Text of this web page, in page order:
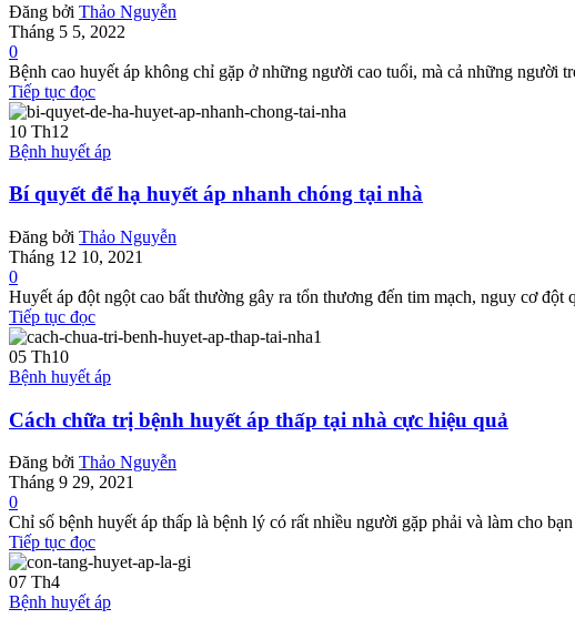
Đăng bởi Thảo Nguyễn
Tháng 5 5, 2022
0
Bệnh cao huyết áp không chỉ gặp ở những người cao tuổi, mà cả những người
Tiếp tục đọc
10 Th12
Bệnh huyết áp
Bí quyết để hạ huyết áp nhanh chóng tại nhà
Đăng bởi Thảo Nguyễn
Tháng 12 10, 2021
0
Huyết áp đột ngột cao bất thường gây ra tổn thương đến tim mạch, nguy cơ
Tiếp tục đọc
05 Th10
Bệnh huyết áp
Cách chữa trị bệnh huyết áp thấp tại nhà cực hiệu quả
Đăng bởi Thảo Nguyễn
Tháng 9 29, 2021
0
Chỉ số bệnh huyết áp thấp là bệnh lý có rất nhiều người gặp phải và làm cho
Tiếp tục đọc
07 Th4
Bệnh huyết áp